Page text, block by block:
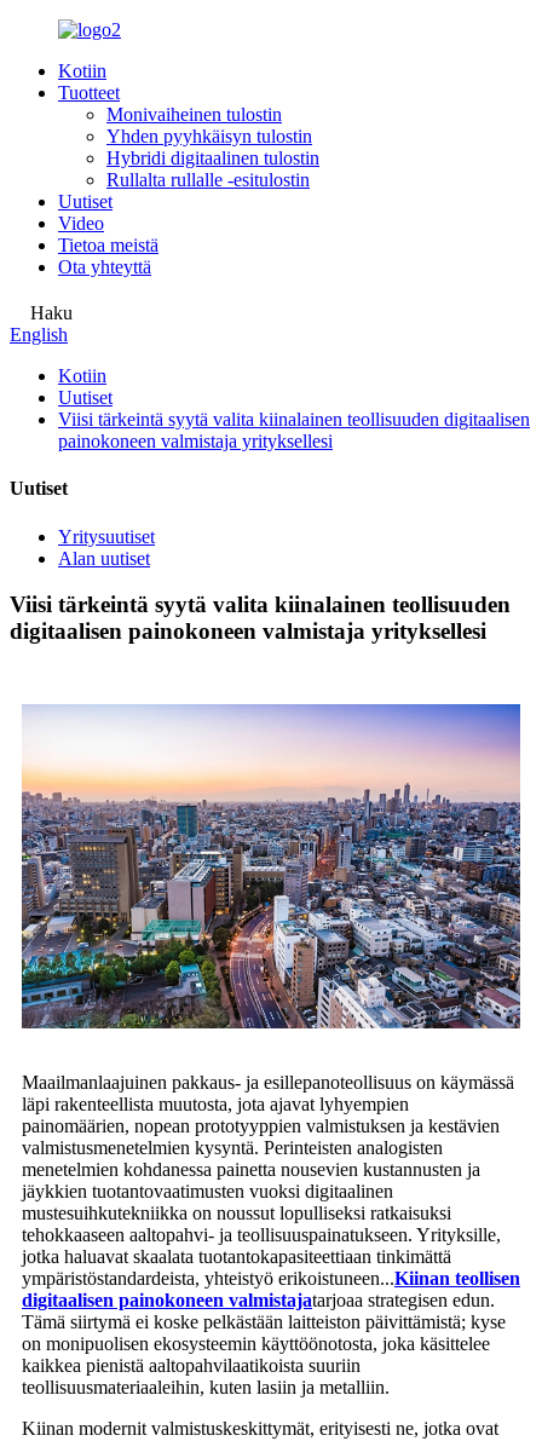
Kotiin
Tuotteet
Monivaiheinen tulostin
Yhden pyyhkäisyn tulostin
Hybridi digitaalinen tulostin
Rullalta rullalle -esitulostin
Uutiset
Video
Tietoa meistä
Ota yhteyttä
Haku
English
Kotiin
Uutiset
Viisi tärkeintä syytä valita kiinalainen teollisuuden digitaalisen
painokoneen valmistaja yrityksellesi
Uutiset
Yritysuutiset
Alan uutiset
Viisi tärkeintä syytä valita kiinalainen teollisuuden
digitaalisen painokoneen valmistaja yrityksellesi
Maailmanlaajuinen pakkaus- ja esillepanoteollisuus on käymässä
läpi rakenteellista muutosta, jota ajavat lyhyempien
painomäärien, nopean prototyyppien valmistuksen ja kestävien
valmistusmenetelmien kysyntä. Perinteisten analogisten
menetelmien kohdanessa painetta nousevien kustannusten ja
jäykkien tuotantovaatimusten vuoksi digitaalinen
mustesuihkutekniikka on noussut lopulliseksi ratkaisuksi
tehokkaaseen aaltopahvi- ja teollisuuspainatukseen. Yrityksille,
jotka haluavat skaalata tuotantokapasiteettiaan tinkimättä
ympäristöstandardeista, yhteistyö erikoistuneen...Kiinan teollisen
digitaalisen painokoneen valmistajatarjoaa strategisen edun.
Tämä siirtymä ei koske pelkästään laitteiston päivittämistä; kyse
on monipuolisen ekosysteemin käyttöönotosta, joka käsittelee
kaikkea pienistä aaltopahvilaatikoista suuriin
teollisuusmateriaaleihin, kuten lasiin ja metalliin.
Kiinan modernit valmistuskeskittymät, erityisesti ne, jotka ovat